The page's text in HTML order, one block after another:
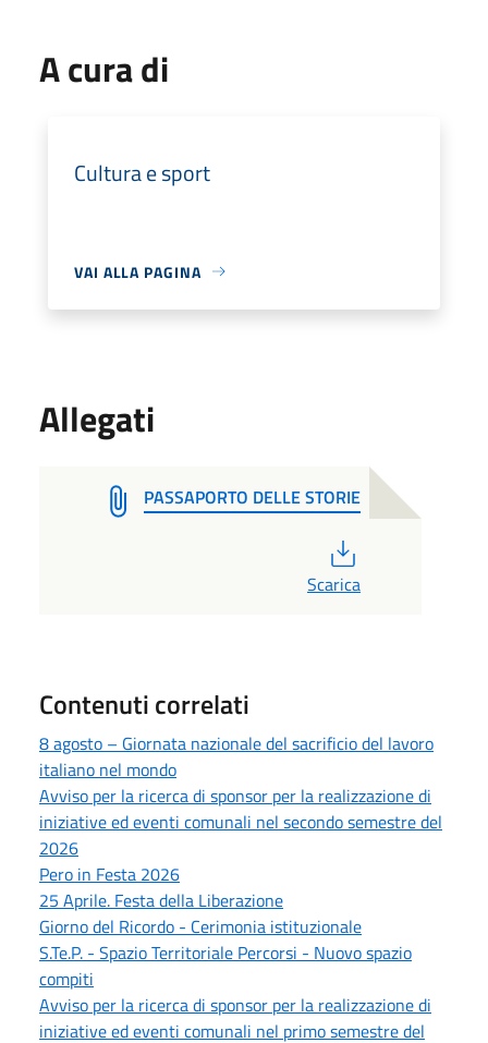
A cura di
Cultura e sport
VAI ALLA PAGINA
Allegati
PASSAPORTO DELLE STORIE
Scarica
Contenuti correlati
8 agosto – Giornata nazionale del sacrificio del lavoro
italiano nel mondo
Avviso per la ricerca di sponsor per la realizzazione di
iniziative ed eventi comunali nel secondo semestre del
2026
Pero in Festa 2026
25 Aprile. Festa della Liberazione
Giorno del Ricordo - Cerimonia istituzionale
S.Te.P. - Spazio Territoriale Percorsi - Nuovo spazio
compiti
Avviso per la ricerca di sponsor per la realizzazione di
iniziative ed eventi comunali nel primo semestre del